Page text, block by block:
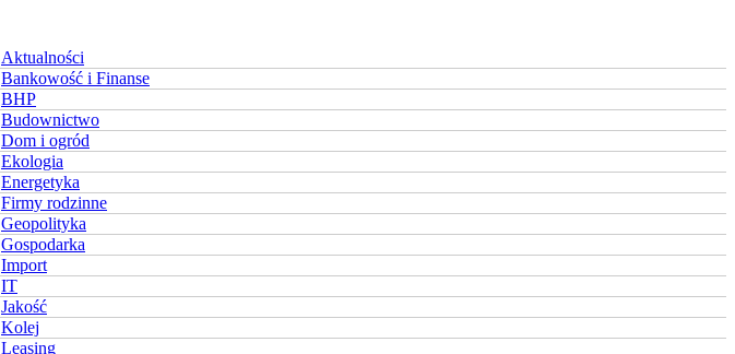
Aktualności
Bankowość i Finanse
BHP
Budownictwo
Dom i ogród
Ekologia
Energetyka
Firmy rodzinne
Geopolityka
Gospodarka
Import
IT
Jakość
Kolej
Leasing